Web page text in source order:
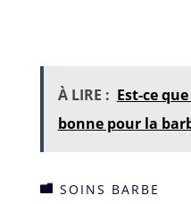
À LIRE : Est-ce
bonne pour la
 SOINS BARBE